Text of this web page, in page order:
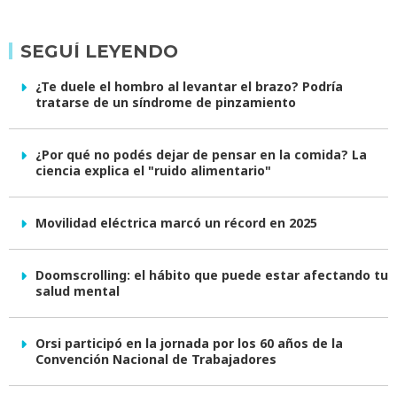
SEGUÍ LEYENDO
¿Te duele el hombro al levantar el brazo? Podría
tratarse de un síndrome de pinzamiento
¿Por qué no podés dejar de pensar en la comida? La
ciencia explica el "ruido alimentario"
Movilidad eléctrica marcó un récord en 2025
Doomscrolling: el hábito que puede estar afectando tu
salud mental
Orsi participó en la jornada por los 60 años de la
Convención Nacional de Trabajadores